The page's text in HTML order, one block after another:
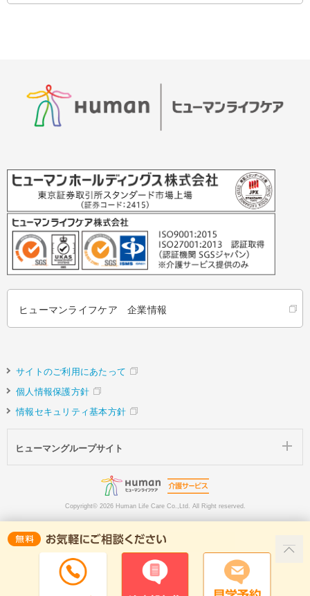
ヒューマンライフケア 企業情報
サイトのご利用にあたって
個人情報保護方針
情報セキュリティ基本方針
ヒューマングループサイト
Copyright© 2026 Human Life Care Co.,Ltd. All Right reserved.